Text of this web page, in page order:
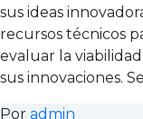
sus ideas
recursos técnicos
evaluar la
sus innovaciones.
Por admin